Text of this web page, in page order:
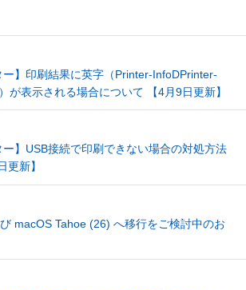
ー】印刷結果に英字（Printer-InfoDPrinter-
が表示される場合について 【4月9日更新】
ー】USB接続で印刷できない場合の対処方法
更新】
macOS Tahoe (26) へ移行をご検討中のお